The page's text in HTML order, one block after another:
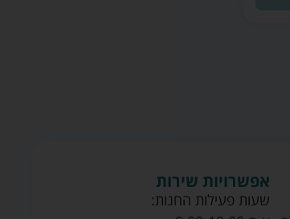
אפשרויות שירות
שעות פעילות החנות: